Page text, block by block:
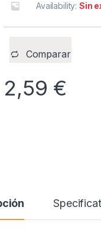
Availability:Sin
Comparar
2,59 €